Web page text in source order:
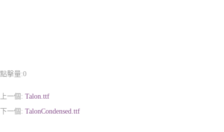
點擊量:0
上一個: Talon.ttf
下一個: TalonCondensed.ttf